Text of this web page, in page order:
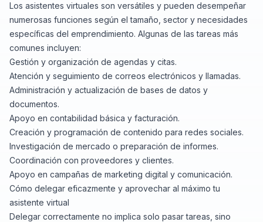
Los asistentes virtuales son versátiles y pueden desempeñar
numerosas funciones según el tamaño, sector y necesidades
específicas del emprendimiento. Algunas de las tareas más
comunes incluyen:
Gestión y organización de agendas y citas.
Atención y seguimiento de correos electrónicos y llamadas.
Administración y actualización de bases de datos y
documentos.
Apoyo en contabilidad básica y facturación.
Creación y programación de contenido para redes sociales.
Investigación de mercado o preparación de informes.
Coordinación con proveedores y clientes.
Apoyo en campañas de marketing digital y comunicación.
Cómo delegar eficazmente y aprovechar al máximo tu
asistente virtual
Delegar correctamente no implica solo pasar tareas, sino